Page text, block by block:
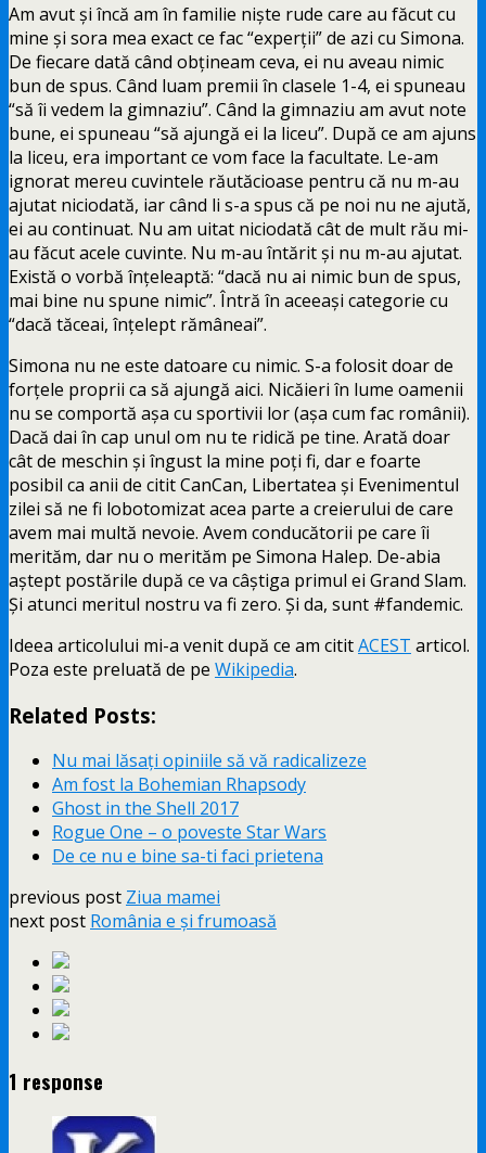
Am avut și încă am în familie niște rude care au făcut cu
mine și sora mea exact ce fac “experții” de azi cu Simona.
De fiecare dată când obțineam ceva, ei nu aveau nimic
bun de spus. Când luam premii în clasele 1-4, ei spuneau
“să îi vedem la gimnaziu”. Când la gimnaziu am avut note
bune, ei spuneau “să ajungă ei la liceu”. După ce am ajuns
la liceu, era important ce vom face la facultate. Le-am
ignorat mereu cuvintele răutăcioase pentru că nu m-au
ajutat niciodată, iar când li s-a spus că pe noi nu ne ajută,
ei au continuat. Nu am uitat niciodată cât de mult rău mi-
au făcut acele cuvinte. Nu m-au întărit și nu m-au ajutat.
Există o vorbă înțeleaptă: “dacă nu ai nimic bun de spus,
mai bine nu spune nimic”. Întră în aceeași categorie cu
“dacă tăceai, înțelept rămâneai”.
Simona nu ne este datoare cu nimic. S-a folosit doar de
forțele proprii ca să ajungă aici. Nicăieri în lume oamenii
nu se comportă așa cu sportivii lor (așa cum fac românii).
Dacă dai în cap unul om nu te ridică pe tine. Arată doar
cât de meschin și îngust la mine poți fi, dar e foarte
posibil ca anii de citit CanCan, Libertatea și Evenimentul
zilei să ne fi lobotomizat acea parte a creierului de care
avem mai multă nevoie. Avem conducătorii pe care îi
merităm, dar nu o merităm pe Simona Halep. De-abia
aștept postările după ce va câștiga primul ei Grand Slam.
Și atunci meritul nostru va fi zero. Și da, sunt #fandemic.
Ideea articolului mi-a venit după ce am cititACEST articol.
Poza este preluată de pe Wikipedia.
Related Posts:
Nu mai lăsați opiniile să vă radicalizeze
Am fost la Bohemian Rhapsody
Ghost in the Shell 2017
Rogue One – o poveste Star Wars
De ce nu e bine sa-ti faci prietena
previous post Ziua mamei
next post România e și frumoasă
1 response